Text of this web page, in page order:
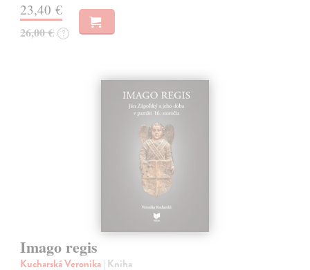
23,40 €
26,00 € ?
Imago regis
Kucharská Veronika| Kniha